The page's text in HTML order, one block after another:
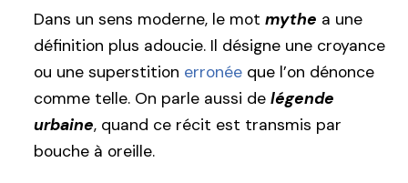
Dans un sens moderne, le mot mythe a une
définition plus adoucie. Il désigne une croyance
ou une superstition erronée que l’on dénonce
comme telle. On parle aussi de légende
urbaine, quand ce récit est transmis par
bouche à oreille.